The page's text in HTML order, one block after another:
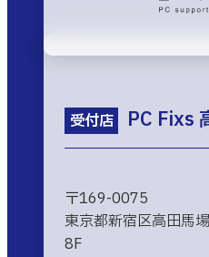
受付店 PC Fixs
〒169-0075
東京都新宿区高田馬
8F